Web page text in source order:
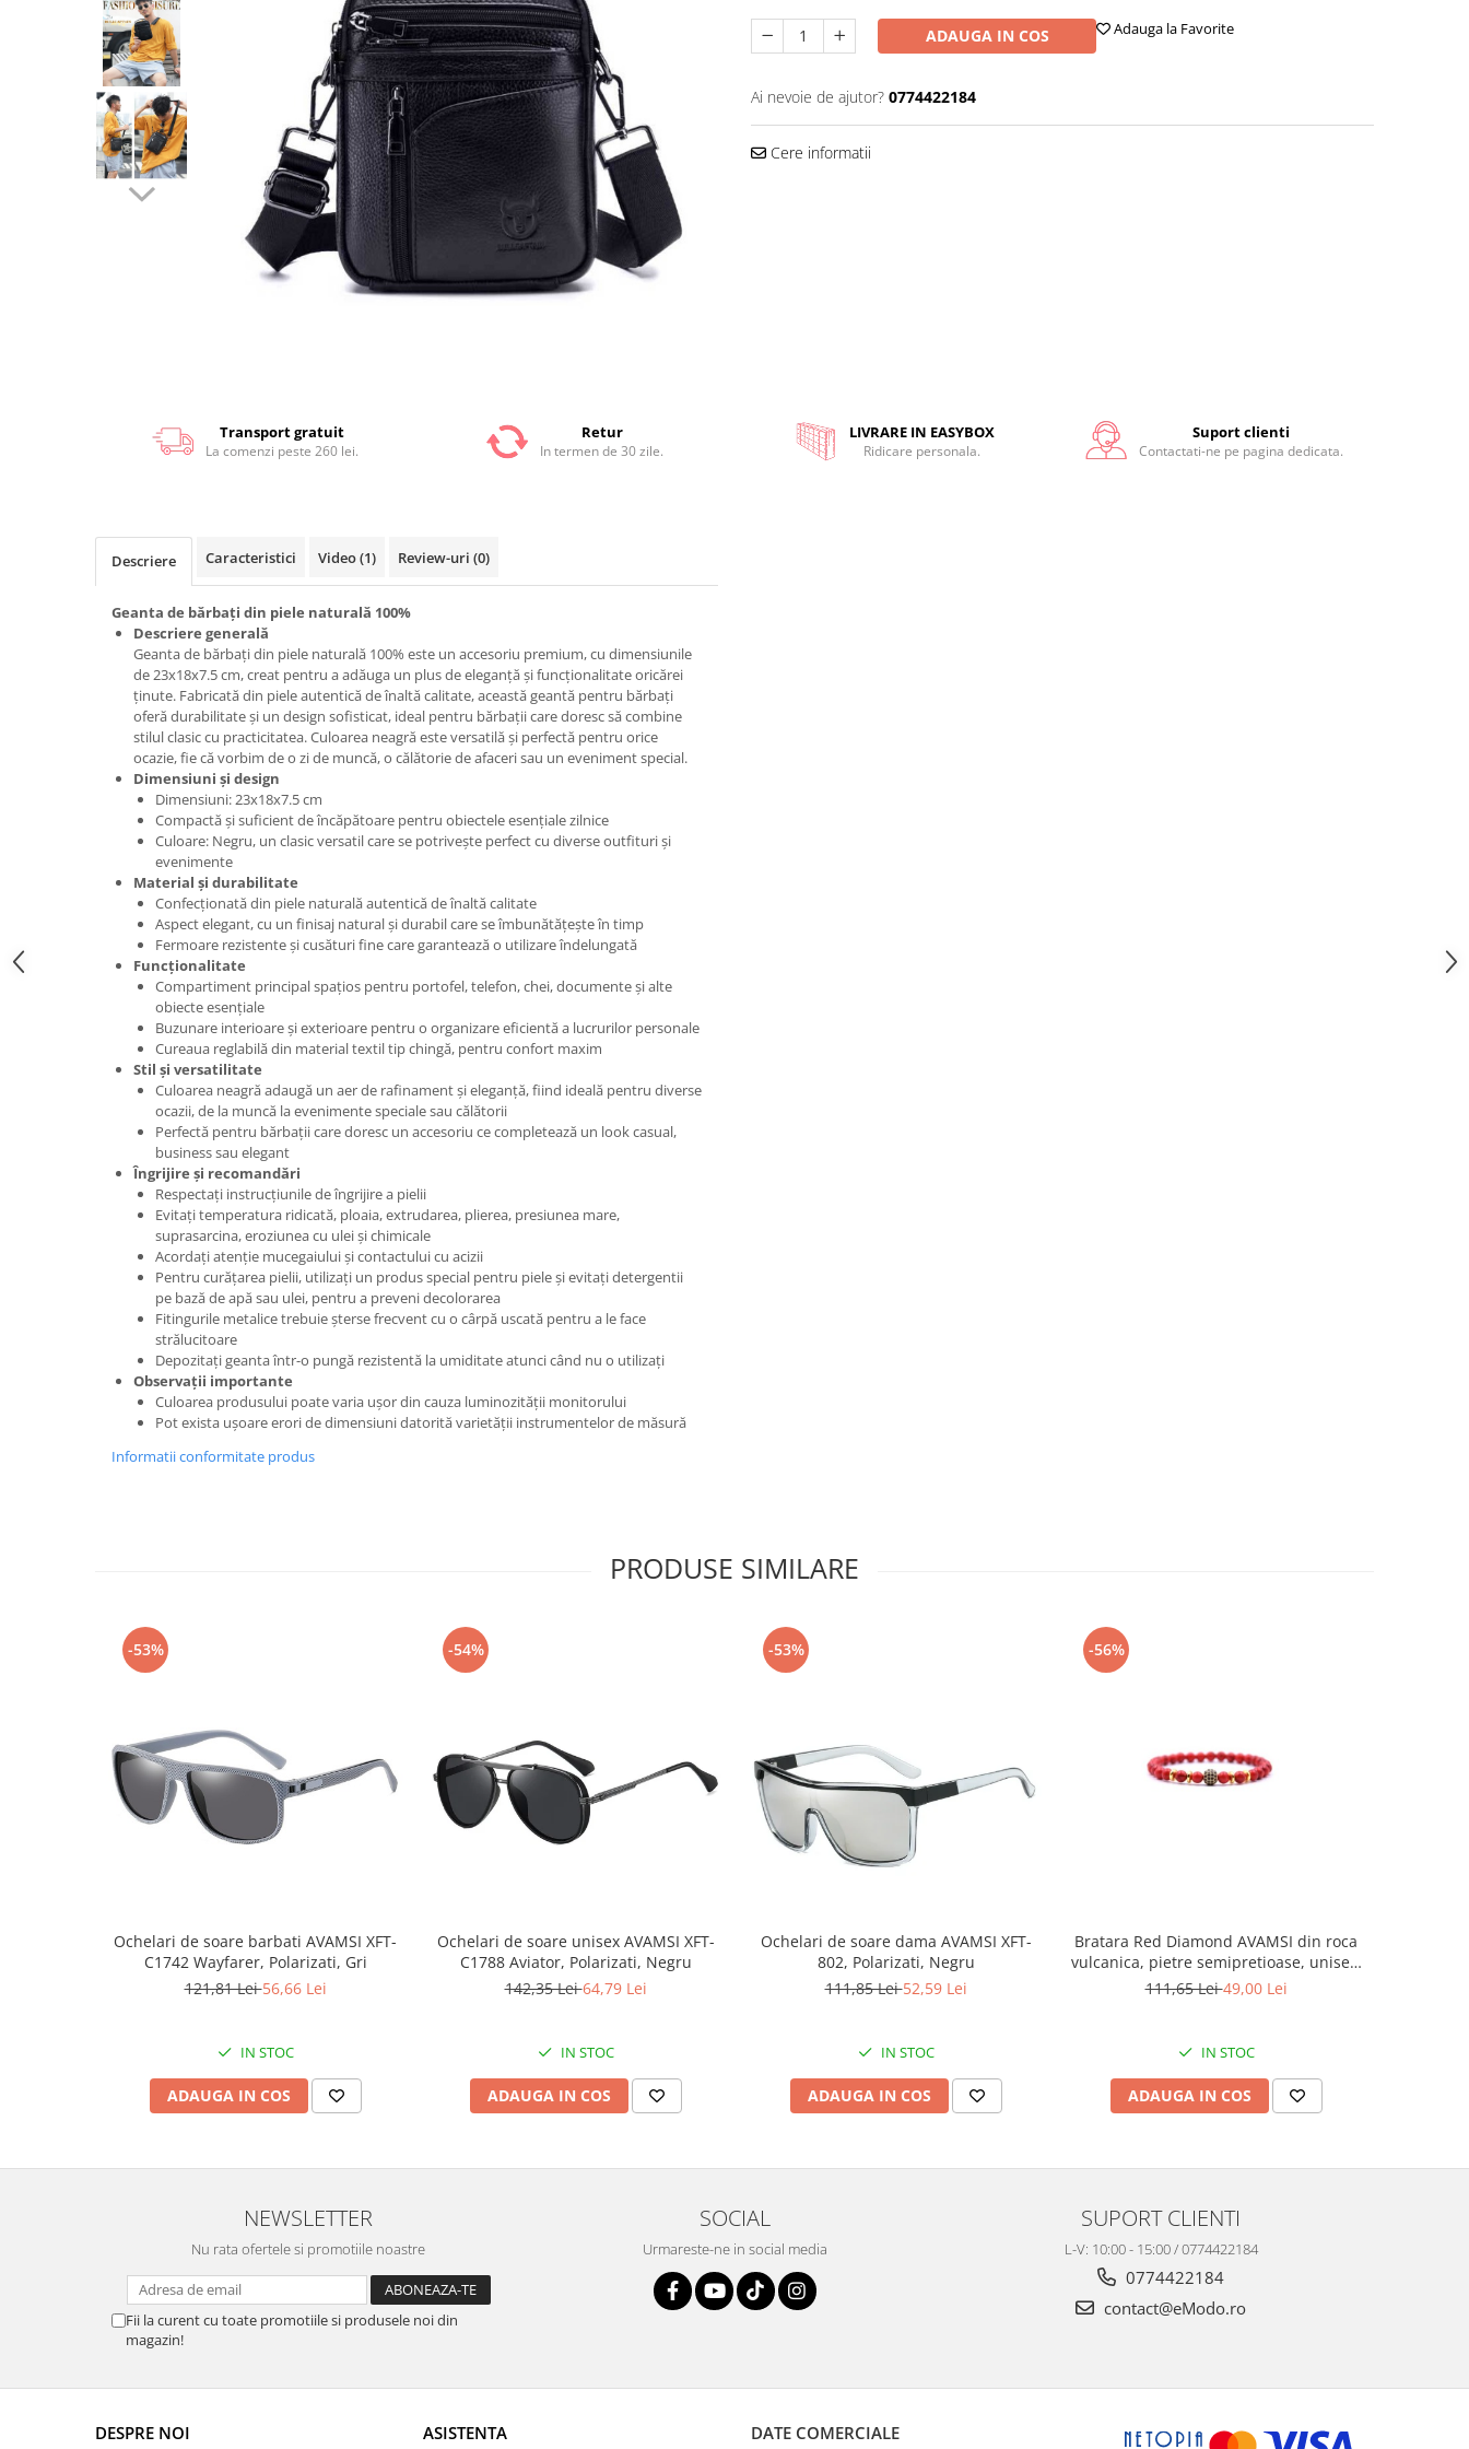
ADAUGA IN COS Adauga la Favorite
Ai nevoie de ajutor? 0774422184
Cere informatii
Transport gratuit
La comenzi peste 260 lei.
Retur
In termen de 30 zile.
LIVRARE IN EASYBOX
Ridicare personala.
Suport clienti
Contactati-ne pe pagina dedicata.
Descriere Caracteristici Video(1) Review-uri (0)
Geanta de bărbați din piele naturală 100%
Descriere generală
Geanta de bărbați din piele naturală 100% este un accesoriu premium, cu dimensiunile
de 23x18x7.5 cm, creat pentru a adăuga un plus de eleganță și funcționalitate oricărei
ținute. Fabricată din piele autentică de înaltă calitate, această geantă pentru bărbați
oferă durabilitate și un design sofisticat, ideal pentru bărbații care doresc să combine
stilul clasic cu practicitatea. Culoarea neagră este versatilă și perfectă pentru orice
ocazie, fie că vorbim de o zi de muncă, o călătorie de afaceri sau un eveniment special.
Dimensiuni și design
Dimensiuni: 23x18x7.5 cm
Compactă și suficient de încăpătoare pentru obiectele esențiale zilnice
Culoare: Negru, un clasic versatil care se potrivește perfect cu diverse outfituri și
evenimente
Material și durabilitate
Confecționată din piele naturală autentică de înaltă calitate
Aspect elegant, cu un finisaj natural și durabil care se îmbunătățește în timp
Fermoare rezistente și cusături fine care garantează o utilizare îndelungată
Funcționalitate
Compartiment principal spațios pentru portofel, telefon, chei, documente și alte
obiecte esențiale
Buzunare interioare și exterioare pentru o organizare eficientă a lucrurilor personale
Cureaua reglabilă din material textil tip chingă, pentru confort maxim
Stil și versatilitate
Culoarea neagră adaugă un aer de rafinament și eleganță, fiind ideală pentru diverse
ocazii, de la muncă la evenimente speciale sau călătorii
Perfectă pentru bărbații care doresc un accesoriu ce completează un look casual,
business sau elegant
Îngrijire și recomandări
Respectați instrucțiunile de îngrijire a pielii
Evitați temperatura ridicată, ploaia, extrudarea, plierea, presiunea mare,
suprasarcina, eroziunea cu ulei și chimicale
Acordați atenție mucegaiului și contactului cu acizii
Pentru curățarea pielii, utilizați un produs special pentru piele și evitați detergentii
pe bază de apă sau ulei, pentru a preveni decolorarea
Fitingurile metalice trebuie șterse frecvent cu o cârpă uscată pentru a le face
strălucitoare
Depozitați geanta într-o pungă rezistentă la umiditate atunci când nu o utilizați
Observații importante
Culoarea produsului poate varia ușor din cauza luminozității monitorului
Pot exista ușoare erori de dimensiuni datorită varietății instrumentelor de măsură
Informatii conformitate produs
PRODUSE SIMILARE
-53%
Ochelari de soare barbati AVAMSI XFT-
C1742 Wayfarer, Polarizati, Gri
121,81 Lei56,66 Lei
IN STOC
ADAUGA IN COS
-54%
Ochelari de soare unisex AVAMSI XFT-
C1788 Aviator, Polarizati, Negru
142,35 Lei64,79 Lei
IN STOC
ADAUGA IN COS
-53%
Ochelari de soare dama AVAMSI XFT-
802, Polarizati, Negru
111,85 Lei52,59 Lei
IN STOC
ADAUGA IN COS
-56%
Bratara Red Diamond AVAMSI din roca
vulcanica, pietre semipretioase, unisex,
reglabila BB116
111,65 Lei49,00 Lei
IN STOC
ADAUGA IN COS
NEWSLETTER
Nu rata ofertele si promotiile noastre
Fii la curent cu toate promotiile si produsele noi din
magazin!
SOCIAL
Urmareste-ne in social media
SUPORT CLIENTI
L-V: 10:00 - 15:00 / 0774422184
0774422184
contact@eModo.ro
DESPRE NOI ASISTENTA DATE COMERCIALE